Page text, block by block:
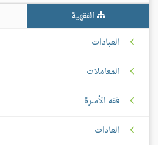
الفقهية
العبادات
المعاملات
فقه الأسرة
العادات